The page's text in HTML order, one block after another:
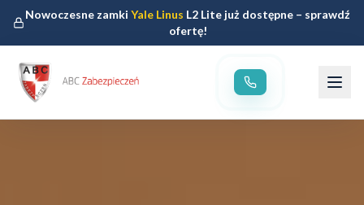
Nowoczesne zamkiYale Linus L2 Lite już dostępne – sprawdź
ofertę!